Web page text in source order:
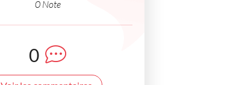
0 Note
0